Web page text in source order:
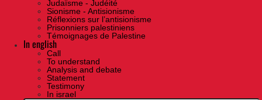
Judaïsme - Judéité
Sionisme - Antisionisme
Réflexions sur l’antisionisme
Prisonniers palestiniens
Témoignages de Palestine
In english
Call
To understand
Analysis and debate
Statement
Testimony
In israel